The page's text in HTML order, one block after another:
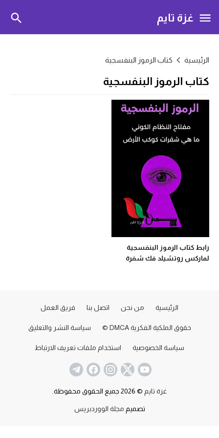
غزة تايم
الرئيسية كتاب الرموز البنفسجية
كتاب الرموز البنفسجية
رابط كتاب الرموز البنفسجية
لماركس روتشيلد فك شفرة
الرئيسية من نحن اتصل بنا فريق العمل
حقوق الملكية الفكرية DMCA © سياسة النشر والتعليق
سياسة الخصوصية استخدام ملفات تعريف الارتباط
غزة تايم © 2026 جميع الحقوق محفوظة.
تصميم مجلة الووردبريس